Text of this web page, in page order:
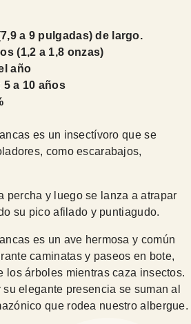
a 9 pulgadas) de largo.
(1,2 a 1,8 onzas)
año
5 a 10 años
es un insectívoro que se
como escarabajos,
percha y luego se lanza a atrapar
su pico afilado y puntiagudo.
es un ave hermosa y común
caminatas y paseos en bote,
los árboles mientras caza insectos.
elegante presencia se suman al
que rodea nuestro albergue.